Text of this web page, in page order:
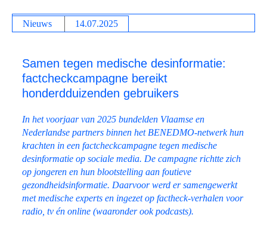
Nieuws 14.07.2025
Samen tegen medische desinformatie:
factcheckcampagne bereikt
honderdduizenden gebruikers
In het voorjaar van 2025 bundelden Vlaamse en
Nederlandse partners binnen het BENEDMO-netwerk hun
krachten in een factcheckcampagne tegen medische
desinformatie op sociale media. De campagne richtte zich
op jongeren en hun blootstelling aan foutieve
gezondheidsinformatie. Daarvoor werd er samengewerkt
met medische experts en ingezet op factheck-verhalen voor
radio, tv én online (waaronder ook podcasts).